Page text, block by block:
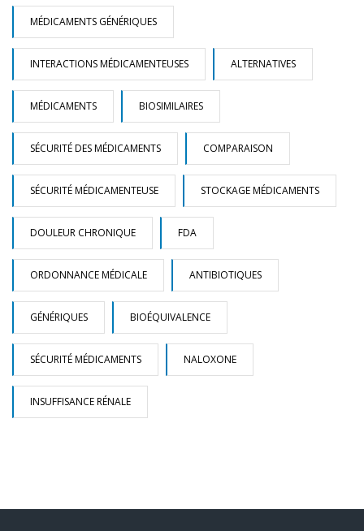
MÉDICAMENTS GÉNÉRIQUES
INTERACTIONS MÉDICAMENTEUSES ALTERNATIVES
MÉDICAMENTS BIOSIMILAIRES
SÉCURITÉ DES MÉDICAMENTS COMPARAISON
SÉCURITÉ MÉDICAMENTEUSE STOCKAGE MÉDICAMENTS
DOULEUR CHRONIQUE FDA
ORDONNANCE MÉDICALE ANTIBIOTIQUES
GÉNÉRIQUES BIOÉQUIVALENCE
SÉCURITÉ MÉDICAMENTS NALOXONE
INSUFFISANCE RÉNALE